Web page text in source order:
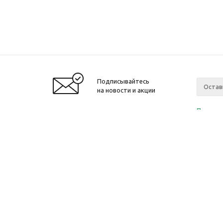
Подписывайтесь
на новости и акции